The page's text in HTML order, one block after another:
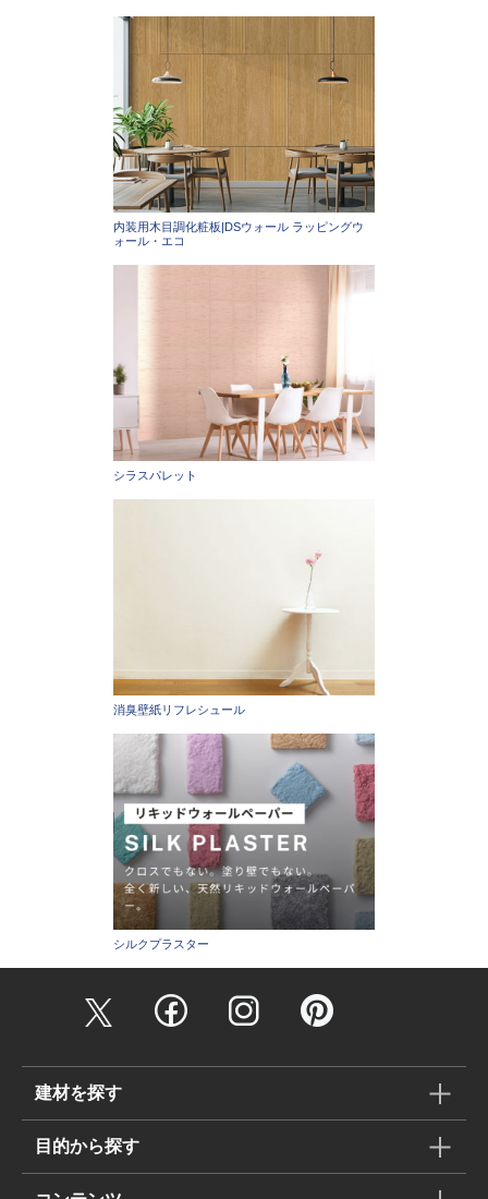
内装用木目調化粧板|DSウォール ラッピングウ
ォール・エコ
シラスパレット
消臭壁紙リフレシュール
シルクプラスター
建材を探す
目的から探す